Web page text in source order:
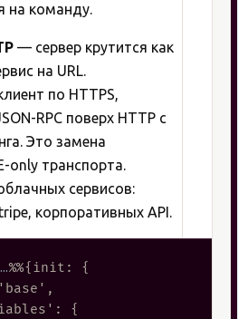
на команду.
— сервер крутится как
на URL.
по HTTPS,
RPC поверх HTTP с
Это замена
only транспорта.
сервисов:
корпоративных API.
%%{init: {
{